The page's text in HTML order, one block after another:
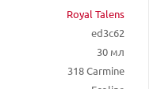
Royal Talens
ed3c62
30 мл
318 Carmine